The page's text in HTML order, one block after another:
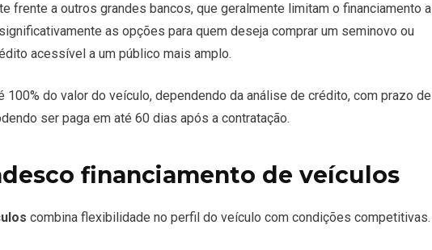
frente a outros grandes bancos, que geralmente limitam o financiamento a
as opções para quem deseja comprar um seminovo ou
acessível a um público mais amplo.
100% do valor do veículo, dependendo da análise de crédito, com prazo de
ser paga em até 60 dias após a contratação.
financiamento de veículos
combina flexibilidade no perfil do veículo com condições competitivas.